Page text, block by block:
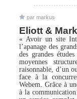
par markus
Eliott &
« Avoir un site
l’apanage des
des grandes
moyennes
raisonnable, d’un
face à la
Webem. Grâce à
à la